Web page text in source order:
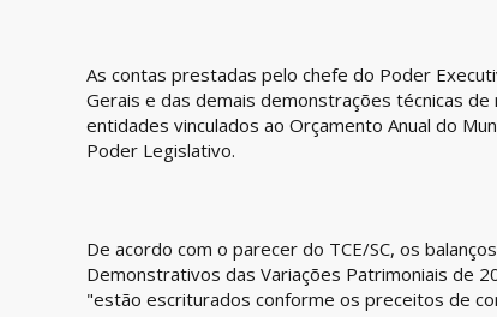
As contas prestadas pelo chefe do Poder
Gerais e das demais demonstrações técnicas
entidades vinculados ao Orçamento Anual do
Poder Legislativo.
De acordo com o parecer do TCE/SC, os
Demonstrativos das Variações Patrimoniais de
"estão escriturados conforme os preceitos de